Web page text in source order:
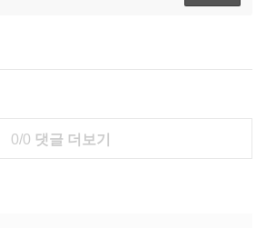
0/0 댓글 더보기